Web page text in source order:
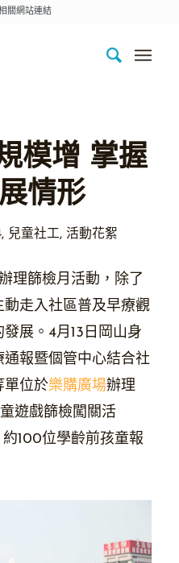
關網站連結
模增 掌握
情形
, 兒童社工,活動花絮
理篩檢月活動，除了
走入社區普及早療觀
展。4月13日岡山身
報暨個管中心結合社
單位於樂購廣場辦理
遊戲篩檢闖關活
100位學齡前孩童報